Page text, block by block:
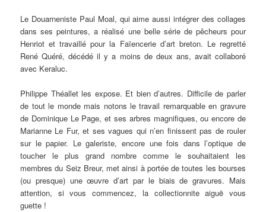
Le Douarneniste Paul Moal, qui aime aussi intégrer des collages
dans ses peintures, a réalisé une belle série de pêcheurs pour
Henriot et travaillé pour la Faïencerie d’art breton. Le regretté
René Quéré, décédé il y a moins de deux ans, avait collaboré
avec Keraluc.
Philippe Théallet les expose. Et bien d’autres. Difficile de parler
de tout le monde mais notons le travail remarquable en gravure
de Dominique Le Page, et ses arbres magnifiques, ou encore de
Marianne Le Fur, et ses vagues qui n’en finissent pas de rouler
sur le papier. Le galeriste, encore une fois dans l’optique de
toucher le plus grand nombre comme le souhaitaient les
membres du Seiz Breur, met ainsi à portée de toutes les bourses
(ou presque) une œuvre d’art par le biais de gravures. Mais
attention, si vous commencez, la collectionnite aiguë vous
guette !